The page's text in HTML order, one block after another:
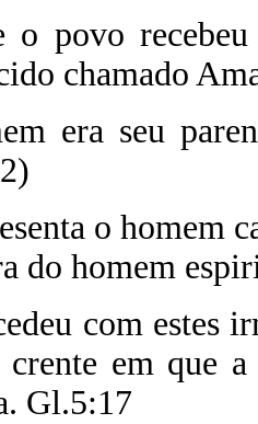
o povo
chamado
era seu
o homem
do homem
com estes
em que
Gl.5:17